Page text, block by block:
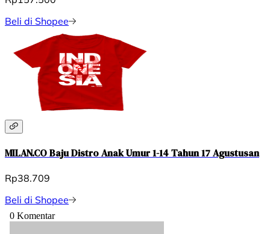
Beli di Shopee
MILAN.CO Baju Distro Anak Umur 1-14 Tahun 17 Agustusan
Rp38.709
Beli di Shopee